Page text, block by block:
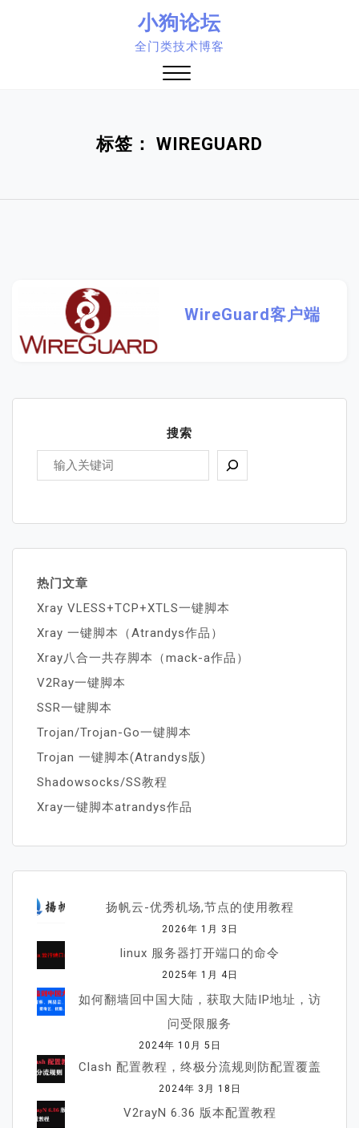
小狗论坛
全门类技术博客
标签： WIREGUARD
WireGuard客户端
搜索
热门文章
Xray VLESS+TCP+XTLS一键脚本
Xray 一键脚本（Atrandys作品）
Xray八合一共存脚本（mack-a作品）
V2Ray一键脚本
SSR一键脚本
Trojan/Trojan-Go一键脚本
Trojan 一键脚本(Atrandys版)
Shadowsocks/SS教程
Xray一键脚本atrandys作品
扬帆云-优秀机场,节点的使用教程
2026年 1月 3日
linux 服务器打开端口的命令
2025年 1月 4日
如何翻墙回中国大陆，获取大陆IP地址，访
问受限服务
2024年 10月 5日
Clash 配置教程，终极分流规则防配置覆盖
2024年 3月 18日
V2rayN 6.36 版本配置教程